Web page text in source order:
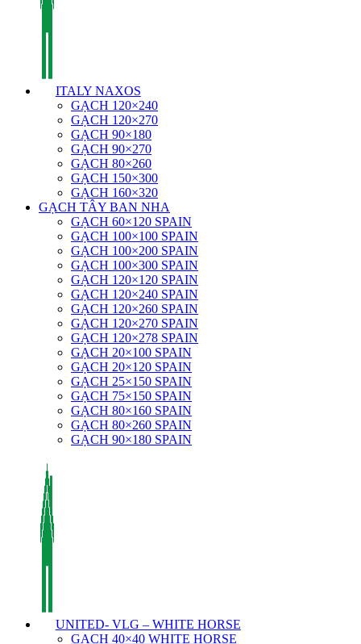
ITALY NAXOS
GẠCH 120×240
GẠCH 120×270
GẠCH 90×180
GẠCH 90×270
GẠCH 80×260
GẠCH 150×300
GẠCH 160×320
GẠCH TÂY BAN NHA
GẠCH 60×120 SPAIN
GẠCH 100×100 SPAIN
GẠCH 100×200 SPAIN
GẠCH 100×300 SPAIN
GẠCH 120×120 SPAIN
GẠCH 120×240 SPAIN
GẠCH 120×260 SPAIN
GẠCH 120×270 SPAIN
GẠCH 120×278 SPAIN
GẠCH 20×100 SPAIN
GẠCH 20×120 SPAIN
GẠCH 25×150 SPAIN
GẠCH 75×150 SPAIN
GẠCH 80×160 SPAIN
GẠCH 80×260 SPAIN
GẠCH 90×180 SPAIN
UNITED- VLG – WHITE HORSE
GẠCH 40×40 WHITE HORSE